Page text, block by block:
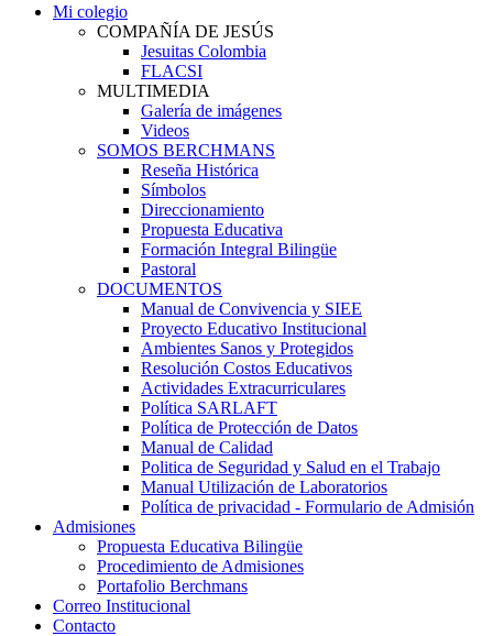
Mi colegio
COMPAÑÍA DE JESÚS
Jesuitas Colombia
FLACSI
MULTIMEDIA
Galería de imágenes
Videos
SOMOS BERCHMANS
Reseña Histórica
Símbolos
Direccionamiento
Propuesta Educativa
Formación Integral Bilingüe
Pastoral
DOCUMENTOS
Manual de Convivencia y SIEE
Proyecto Educativo Institucional
Ambientes Sanos y Protegidos
Resolución Costos Educativos
Actividades Extracurriculares
Política SARLAFT
Política de Protección de Datos
Manual de Calidad
Politica de Seguridad y Salud en el Trabajo
Manual Utilización de Laboratorios
Política de privacidad - Formulario de Admisión
Admisiones
Propuesta Educativa Bilingüe
Procedimiento de Admisiones
Portafolio Berchmans
Correo Institucional
Contacto